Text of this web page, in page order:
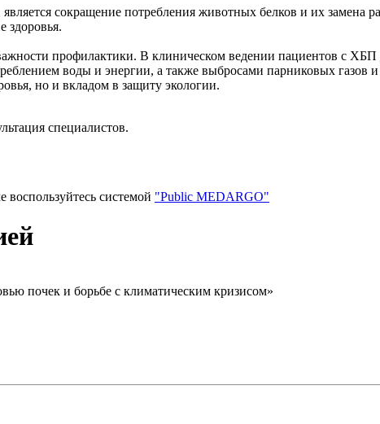
сокращение потребления животных белков и их замена
здоровья.
профилактики. В клиническом ведении пациентов с
воды и энергии, а также выбросами парниковых газов
но и вкладом в защиту экологии.
специалистов.
системой "Public MEDARGO"
почек и борьбе с климатическим кризисом»